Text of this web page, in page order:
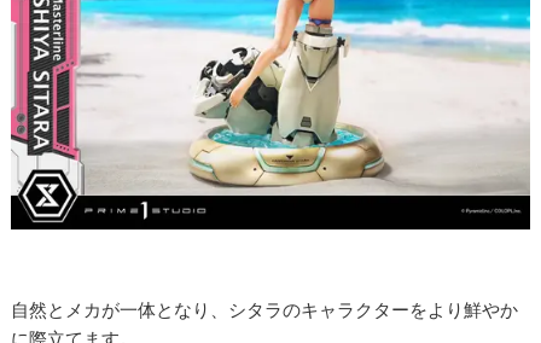
自然とメカが一体となり、シタラのキャラクターをより鮮やか